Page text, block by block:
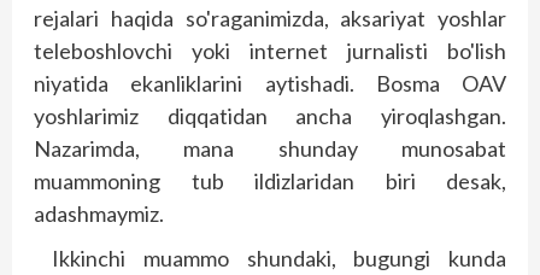
rejalari haqida so'raganimizda, aksariyat yoshlar
telebosh­lovchi yoki internet jurnalisti bo'lish
niyatida ekanliklarini aytishadi. Bosma OAV
yoshlarimiz diqqatidan ancha yiroqlashgan.
Nazarimda, mana shunday munosabat
muammoning tub ildizlaridan biri desak,
adashmaymiz.
Ikkinchi muammo shundaki, bugungi kunda